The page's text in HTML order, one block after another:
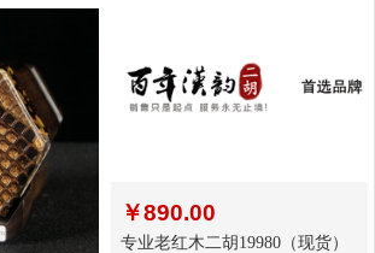
￥890.00
专业老红木二胡19980（现货）